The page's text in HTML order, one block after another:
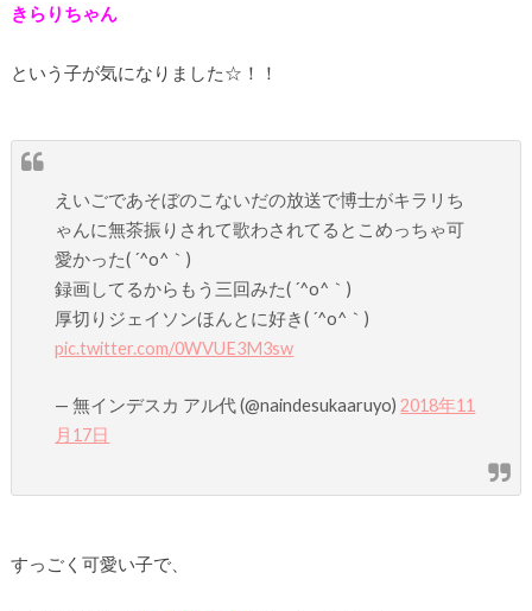
きらりちゃん
という子が気になりました☆！！
えいごであそぼのこないだの放送で博士がキラリち
ゃんに無茶振りされて歌わされてるとこめっちゃ可
愛かった( ´^o^｀)
録画してるからもう三回みた( ´^o^｀)
厚切りジェイソンほんとに好き( ´^o^｀)
pic.twitter.com/0WVUE3M3sw
— 無インデスカ アル代 (@naindesukaaruyo)2018年11
月17日
すっごく可愛い子で、